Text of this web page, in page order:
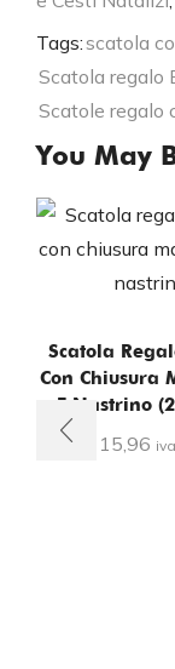
Tags:scatola
Scatola regalo
Scatole regalo
You May
Scatola
Con Chiusura
E Nastrino
€ 115,96